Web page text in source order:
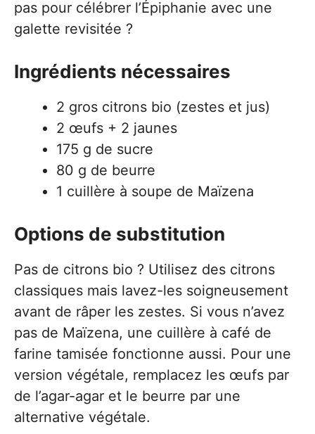
pas pour célébrer l’Épiphanie avec une
galette revisitée ?
Ingrédients nécessaires
2 gros citrons bio (zestes et jus)
2 œufs + 2 jaunes
175 g de sucre
80 g de beurre
1 cuillère à soupe de Maïzena
Options de substitution
Pas de citrons bio ? Utilisez des citrons
classiques mais lavez-les soigneusement
avant de râper les zestes. Si vous n’avez
pas de Maïzena, une cuillère à café de
farine tamisée fonctionne aussi. Pour une
version végétale, remplacez les œufs par
de l’agar-agar et le beurre par une
alternative végétale.